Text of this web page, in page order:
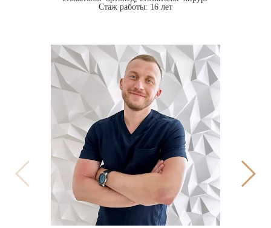
Стаж работы: 16 лет